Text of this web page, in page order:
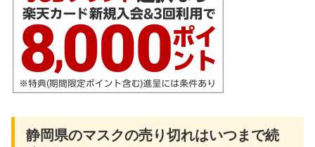
静岡県のマスクの売り切れはいつまで続